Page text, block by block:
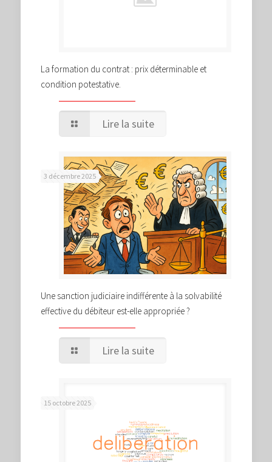
La formation du contrat : prix déterminable et
condition potestative.
Lire la suite
3 décembre 2025
Une sanction judiciaire indifférente à la solvabilité
effective du débiteur est-elle appropriée ?
Lire la suite
15 octobre 2025